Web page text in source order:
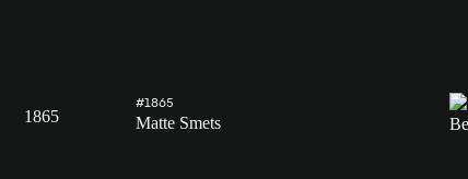
1865
#1865
Matte Smets